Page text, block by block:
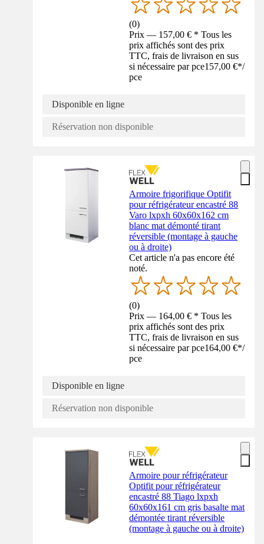
(0)
Prix — 157,00 € * Tous les
prix affichés sont des prix
TTC, frais de livraison en sus
si nécessaire par pce157,00 €*/
pce
Disponible en ligne
Réservation non disponible
Armoire frigorifique Optifit
pour réfrigérateur encastré 88
Varo lxpxh 60x60x162 cm
blanc mat démonté tirant
réversible (montage à gauche
ou à droite)
Cet article n'a pas encore été
noté.
(0)
Prix — 164,00 € * Tous les
prix affichés sont des prix
TTC, frais de livraison en sus
si nécessaire par pce164,00 €*/
pce
Disponible en ligne
Réservation non disponible
Armoire pour réfrigérateur
Optifit pour réfrigérateur
encastré 88 Tiago lxpxh
60x60x161 cm gris basalte mat
démontée tirant réversible
(montage à gauche ou à droite)